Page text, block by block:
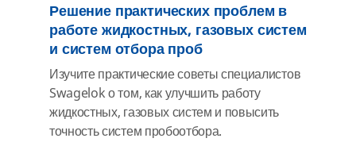
Решение практических проблем в
работе жидкостных, газовых систем
и систем отбора проб
Изучите практические советы специалистов
Swagelok о том, как улучшить работу
жидкостных, газовых систем и повысить
точность систем пробоотбора.